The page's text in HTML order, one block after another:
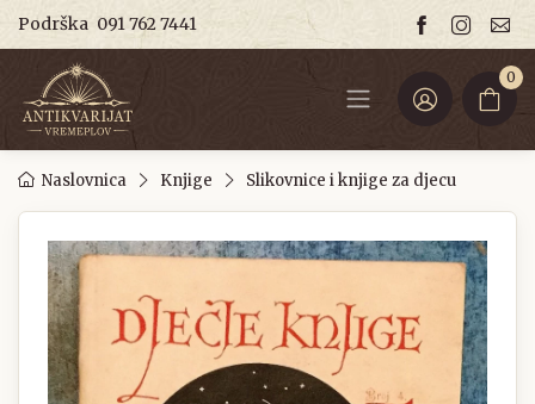
Podrška 091 762 7441
0
Naslovnica Knjige Slikovnice i knjige za djecu